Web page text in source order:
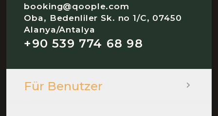
booking@qoople.com
Oba, Bedenliler Sk. no 1/C, 07450
Alanya/Antalya
+90 539 774 68 98
Für Benutzer